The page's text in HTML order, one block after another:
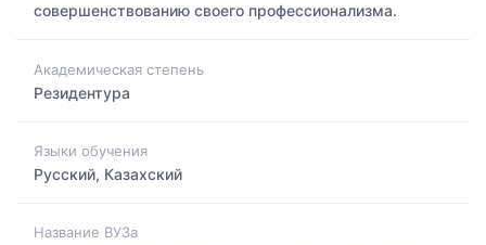
совершенствованию своего профессионализма.
Академическая степень
Резидентура
Языки обучения
Русский, Казахский
Название ВУЗа